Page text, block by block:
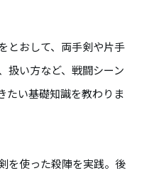
とおして、両手剣や片手
扱い方など、戦闘シーン
たい基礎知識を教わりま
を使った殺陣を実践。後